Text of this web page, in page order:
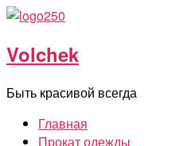
Перейти
содержимому
Volchek
Быть красивой всегда
Главная
Прокат одежды